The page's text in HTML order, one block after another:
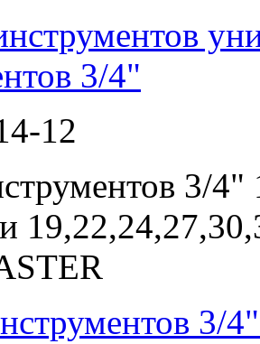
3/4"
12
3/